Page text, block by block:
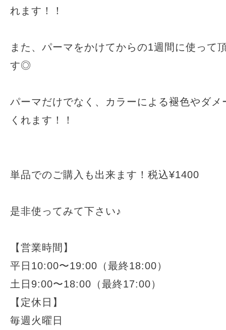
れます！！
また、パーマをかけてからの1週間に使って
す◎
パーマだけでなく、カラーによる褪色やダメ
くれます！！
単品でのご購入も出来ます！税込¥1400
是非使ってみて下さい♪
【営業時間】
平日10:00〜19:00（最終18:00）
土日9:00〜18:00（最終17:00）
【定休日】
毎週火曜日